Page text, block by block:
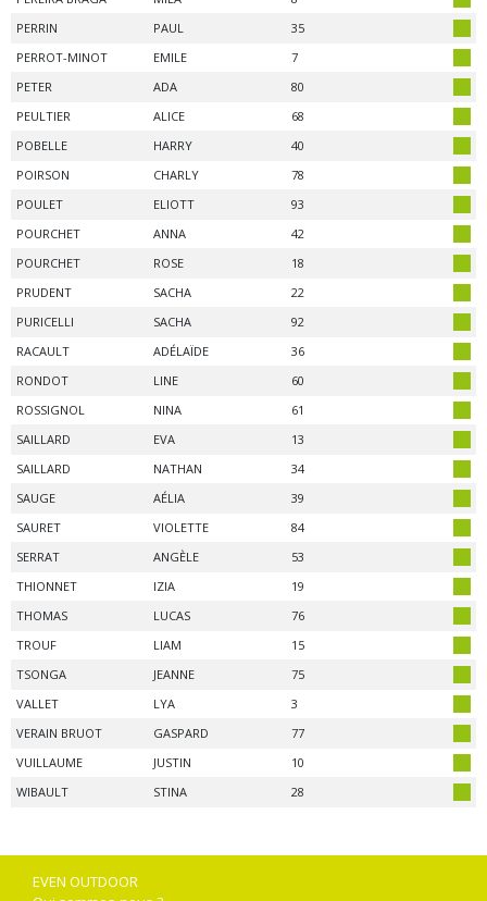
PERRIN
PAUL
35
PERROT-MINOT
EMILE
7
PETER
ADA
80
PEULTIER
ALICE
68
POBELLE
HARRY
40
POIRSON
CHARLY
78
POULET
ELIOTT
93
POURCHET
ANNA
42
POURCHET
ROSE
18
PRUDENT
SACHA
22
PURICELLI
SACHA
92
RACAULT
ADÉLAÏDE
36
RONDOT
LINE
60
ROSSIGNOL
NINA
61
SAILLARD
EVA
13
SAILLARD
NATHAN
34
SAUGE
AÉLIA
39
SAURET
VIOLETTE
84
SERRAT
ANGÈLE
53
THIONNET
IZIA
19
THOMAS
LUCAS
76
TROUF
LIAM
15
TSONGA
JEANNE
75
VALLET
LYA
3
VERAIN BRUOT
GASPARD
77
VUILLAUME
JUSTIN
10
WIBAULT
STINA 28
EVEN OUTDOOR